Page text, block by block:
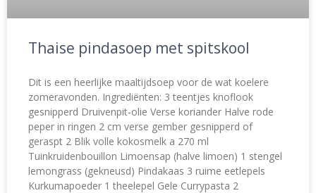
Thaise pindasoep met spitskool
Dit is een heerlijke maaltijdsoep voor de wat koelere
zomeravonden. Ingrediënten: 3 teentjes knoflook
gesnipperd Druivenpit-olie Verse koriander Halve rode
peper in ringen 2 cm verse gember gesnipperd of
geraspt 2 Blik volle kokosmelk a 270 ml
Tuinkruidenbouillon Limoensap (halve limoen) 1 stengel
lemongrass (gekneusd) Pindakaas 3 ruime eetlepels
Kurkumapoeder 1 theelepel Gele Currypasta 2